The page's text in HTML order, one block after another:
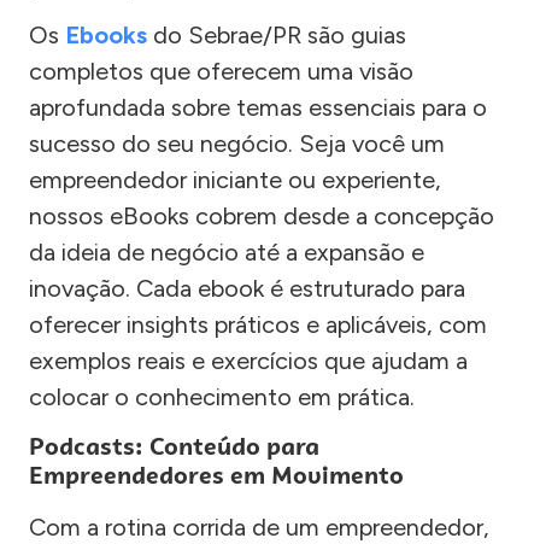
Os Ebooks do Sebrae/PR são guias
completos que oferecem uma visão
aprofundada sobre temas essenciais para o
sucesso do seu negócio. Seja você um
empreendedor iniciante ou experiente,
nossos eBooks cobrem desde a concepção
da ideia de negócio até a expansão e
inovação. Cada ebook é estruturado para
oferecer insights práticos e aplicáveis, com
exemplos reais e exercícios que ajudam a
colocar o conhecimento em prática.
Podcasts: Conteúdo para
Empreendedores em Movimento
Com a rotina corrida de um empreendedor,